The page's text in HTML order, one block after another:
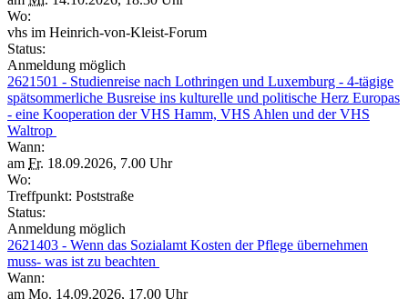
Wo:
vhs im Heinrich-von-Kleist-Forum
Status:
Anmeldung möglich
2621501 - Studienreise nach Lothringen und Luxemburg - 4-tägige
spätsommerliche Busreise ins kulturelle und politische Herz Europas
- eine Kooperation der VHS Hamm, VHS Ahlen und der VHS
Waltrop
Wann:
am Fr. 18.09.2026, 7.00 Uhr
Wo:
Treffpunkt: Poststraße
Status:
Anmeldung möglich
2621403 - Wenn das Sozialamt Kosten der Pflege übernehmen
muss- was ist zu beachten
Wann:
am Mo. 14.09.2026, 17.00 Uhr